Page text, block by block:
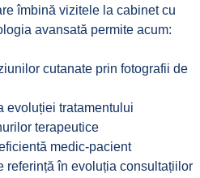
îmbină vizitele la cabinet cu
avansată permite acum:
cutanate prin fotografii de
evoluției tratamentului
terapeutice
medic-pacient
referință în evoluția consultațiilor